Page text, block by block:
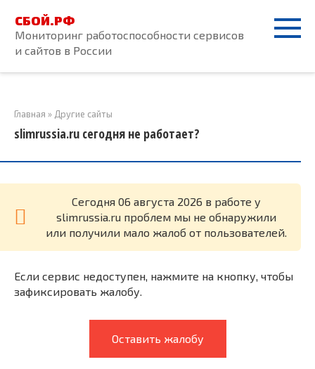
контенту
СБОЙ.РФ
Мониторинг работоспособности сервисов
и сайтов в России
Главная » Другие сайты
slimrussia.ru сегодня не работает?
Cегодня 06 августа 2026 в работе у
slimrussia.ru проблем мы не обнаружили
или получили мало жалоб от пользователей.
Если сервис недоступен, нажмите на кнопку, чтобы
зафиксировать жалобу.
Оставить жалобу